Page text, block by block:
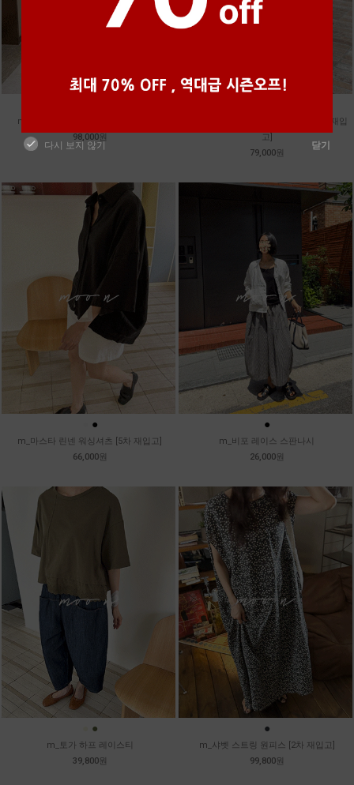
m_밴프 핀턱 린넨스커트 [3차 재입고]
98,000원
m_훌 케미컬 슬리브리스 원피스 [2차 재입
고]
79,000원
●
m_마스타 린넨 워싱셔츠 [5차 재입고]
66,000원
●
m_비포 레이스 스판나시
26,000원
●
m_토가 하프 레이스티
39,800원
●
m_샤벳 스트링 원피스 [2차 재입고]
99,800원
다시 보지 않기 닫기